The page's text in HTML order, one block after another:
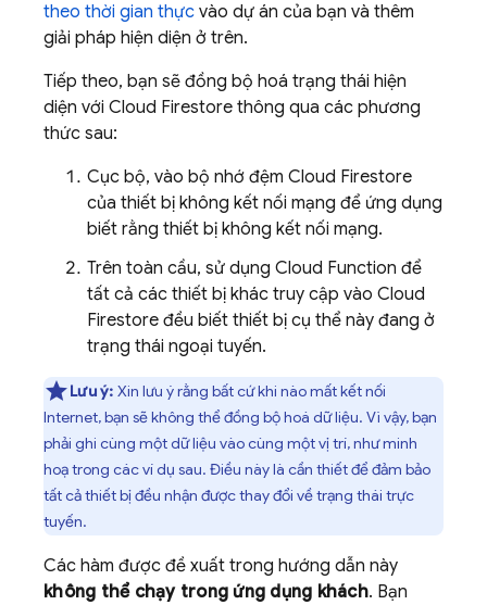
theo thời gian thực vào dự án của bạn và thêm
giải pháp hiện diện ở trên.
Tiếp theo, bạn sẽ đồng bộ hoá trạng thái hiện
diện với Cloud Firestore thông qua các phương
thức sau:
Cục bộ, vào bộ nhớ đệm Cloud Firestore
của thiết bị không kết nối mạng để ứng dụng
biết rằng thiết bị không kết nối mạng.
Trên toàn cầu, sử dụng Cloud Function để
tất cả các thiết bị khác truy cập vào Cloud
Firestore đều biết thiết bị cụ thể này đang ở
trạng thái ngoại tuyến.
Lưu ý: Xin lưu ý rằng bất cứ khi nào mất kết nối
Internet, bạn sẽ không thể đồng bộ hoá dữ liệu. Vì vậy, bạn
phải ghi cùng một dữ liệu vào cùng một vị trí, như minh
hoạ trong các ví dụ sau. Điều này là cần thiết để đảm bảo
tất cả thiết bị đều nhận được thay đổi về trạng thái trực
tuyến.
Các hàm được đề xuất trong hướng dẫn này
không thể chạy trong ứng dụng khách. Bạn